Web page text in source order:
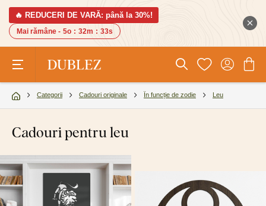
🔥 REDUCERI DE VARĂ: până la 30%!
Mai rămâne - 5o : 32m : 33s
Categorii Cadouri originale În funcție de zodie Leu
Cadouri pentru leu